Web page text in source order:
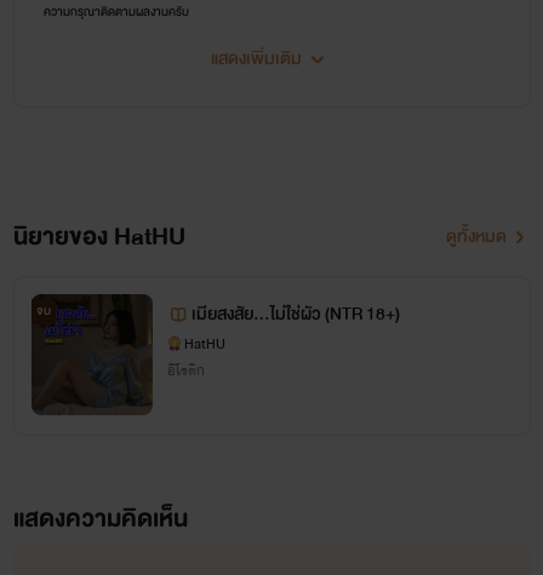
ความกรุณาติดตามผลงานครับ
- คนที่ปลดล๊อคอ่านนิยายรายตอนครบทุกตอนของแต่ละเรื่อง สามารถอ่าน E-Book ได้ฟรี ที่แอพ
https://x.com/HatHUnew
Line ID : hubackback
hathunew@gmail.com
https://www.instagram.com/hubackback/
แสดงเพิ่มเติม
นิยายของ HatHU ดูทั้งหมด
จบ เมียสงสัย...ไม่ใช่ผัว (NTR 18+)
HatHU
อีโรติก
แสดงความคิดเห็น